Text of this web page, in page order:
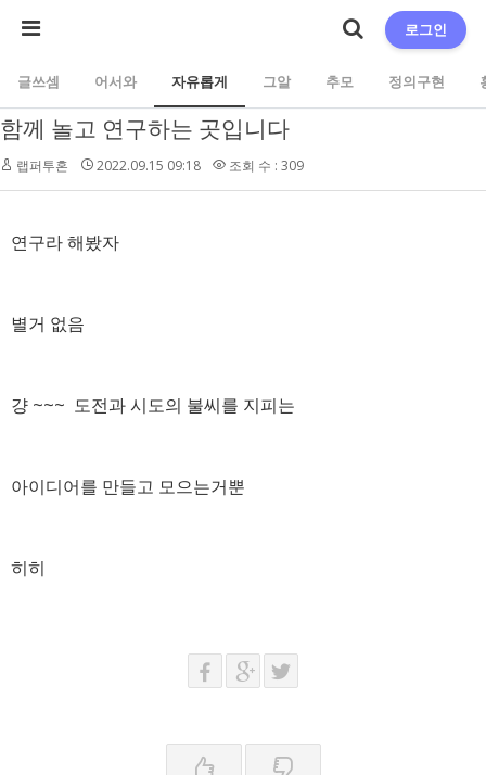
글쓰셈 어서와 자유롭게 그알 추모 정의구현
로그인
함께 놀고 연구하는 곳입니다
랩퍼투혼 2022.09.15 09:18 조회 수 : 309
연구라 해봤자
별거 없음
걍 ~~~ 도전과 시도의 불씨를 지피는
아이디어를 만들고 모으는거뿐
히히